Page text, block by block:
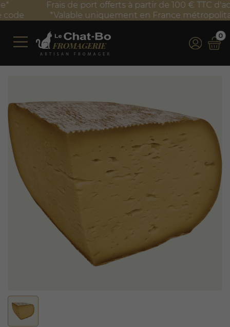
Frais de port offerts à partir de 100 € TTC d'achat*
*Valable uniquement en France métropolitaine
0